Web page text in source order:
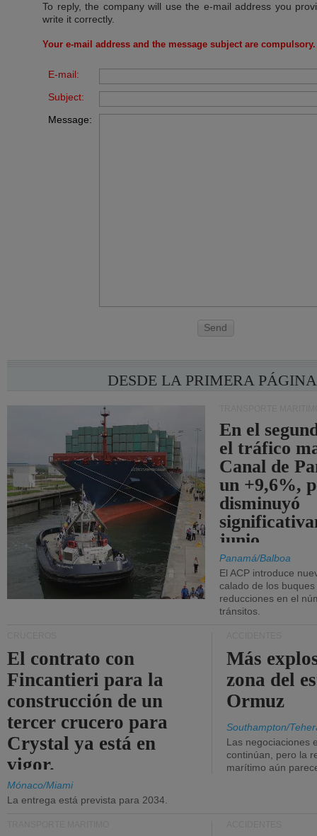
To reply, the company will use the e-mail address you
write it correctly.
Your e-mail address and the message subject are compulsory.
E-mail:
Subject:
Message:
Send
DESDE LA PRIMERA PÁGINA
En el
el tráfico
Canal de
un +9,6%,
disminuyó
junio.
Panamá/Balboa
El ACP introduce
calado de los
reducciones en el
tránsitos.
El contrato con
Fincantieri para la
construcción de un
tercer crucero para
Crystal ya está en
vigor.
Mónaco/Miami
La entrega está prevista para 2034.
Más
zona del
Ormuz
Southampton/
Las negociaciones
continúan, pero la
marítimo aún